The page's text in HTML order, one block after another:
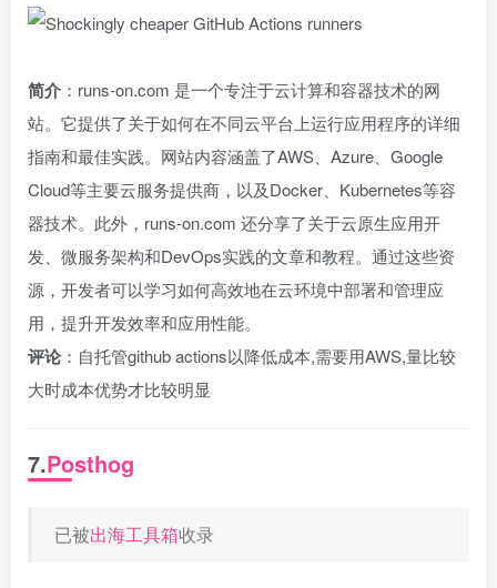
简介 ：runs-on.com 是一个专注于云计算和容器技术的网
站。它提供了关于如何在不同云平台上运行应用程序的详细
指南和最佳实践。网站内容涵盖了AWS、Azure、Google
Cloud等主要云服务提供商，以及Docker、Kubernetes等容
器技术。此外，runs-on.com 还分享了关于云原生应用开
发、微服务架构和DevOps实践的文章和教程。通过这些资
源，开发者可以学习如何高效地在云环境中部署和管理应
用，提升开发效率和应用性能。
评论：自托管github actions以降低成本,需要用AWS,量比较
大时成本优势才比较明显
7.Posthog
已被出海工具箱收录